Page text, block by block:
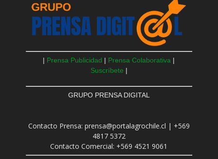
| Prensa Publicidad | Prensa Colaborativa |
Suscríbete |
GRUPO PRENSA DIGITAL
Contacto Prensa: prensa@portalagrochile.cl | +569
4817 5372
Contacto Comercial: +569 4521 9061